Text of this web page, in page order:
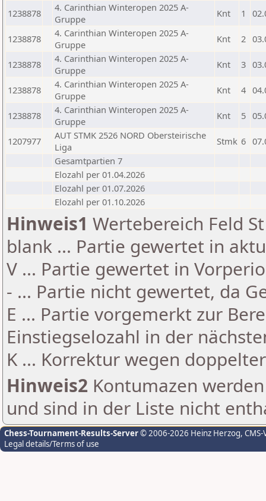
1238878
4. Carinthian Winteropen 2025 A-
Gruppe
Knt 1
1238878
4. Carinthian Winteropen 2025 A-
Gruppe
Knt 2
1238878
4. Carinthian Winteropen 2025 A-
Gruppe
Knt 3
1238878
4. Carinthian Winteropen 2025 A-
Gruppe
Knt 4
1238878
4. Carinthian Winteropen 2025 A-
Gruppe
Knt 5
1207977
AUT STMK 2526 NORD Obersteirische
Liga
Stmk 6
Gesamtpartien 7
Elozahl per 01.04.2026
Elozahl per 01.07.2026
Elozahl per 01.10.2026
Hinweis1 Wertebereich Feld
blank ... Partie gewertet in
V ... Partie gewertet in
- ... Partie nicht gewertet, da
E ... Partie vorgemerkt zur
Einstiegselozahl in der
K ... Korrektur wegen
Hinweis2 Kontumazen
und sind in der Liste nicht
Chess-Tournament-Results-Server© 2006-2026 Heinz Herzog,
Legal details/Terms of use